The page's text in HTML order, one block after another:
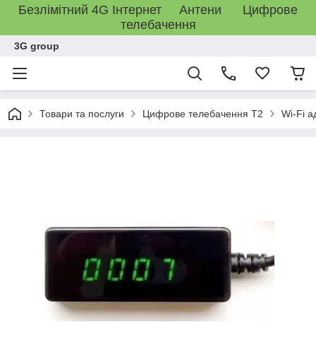
Безлімітний 4G Інтернет Антени Цифрове
телебачення
3G group
Товари та послуги Цифрове телебачення T2 Wi-Fi